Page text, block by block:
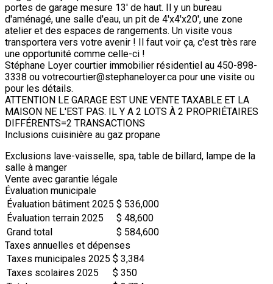
portes de garage mesure 13' de haut. Il y un bureau
d'aménagé, une salle d'eau, un pit de 4'x4'x20', une zone
atelier et des espaces de rangements. Un visite vous
transportera vers votre avenir ! Il faut voir ça, c'est très rare
une opportunité comme celle-ci !
Stéphane Loyer courtier immobilier résidentiel au 450-898-
3338 ou votrecourtier@stephaneloyer.ca pour une visite ou
pour les détails.
ATTENTION LE GARAGE EST UNE VENTE TAXABLE ET LA
MAISON NE L'EST PAS. IL Y A 2 LOTS À 2 PROPRIÉTAIRES
DIFFÉRENTS=2 TRANSACTIONS
Inclusions cuisinière au gaz propane
Exclusions lave-vaisselle, spa, table de billard, lampe de la
salle à manger
Vente avec garantie légale
Évaluation municipale
Évaluation bâtiment 2025 $ 536,000
Évaluation terrain 2025
$ 48,600
Grand total
$ 584,600
Taxes annuelles et dépenses
Taxes municipales 2025 $ 3,384
Taxes scolaires 2025
$ 350